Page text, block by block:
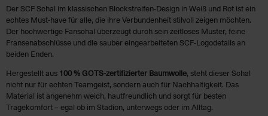
Der SCF Schal im klassischen Blockstreifen‑Design in Weiß und Rot ist ein
echtes Must-have für alle, die ihre Verbundenheit stilvoll zeigen möchten.
Der hochwertige Fanschal überzeugt durch sein zeitloses Muster, feine
Fransenabschlüsse und die sauber eingearbeiteten SCF‑Logodetails an
beiden Enden.
Hergestellt aus 100 % GOTS‑zertifizierter Baumwolle, steht dieser Schal
nicht nur für echten Teamgeist, sondern auch für Nachhaltigkeit. Das
Material ist angenehm weich, hautfreundlich und sorgt für besten
Tragekomfort – egal ob im Stadion, unterwegs oder im Alltag.